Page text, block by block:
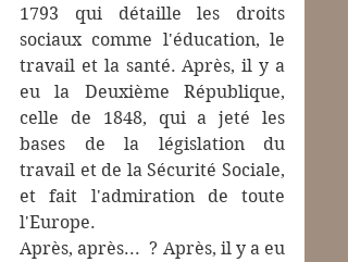
1793 qui détaille les droits
sociaux comme l'éducation, le
travail et la santé. Après, il y a
eu la Deuxième République,
celle de 1848, qui a jeté les
bases de la législation du
travail et de la Sécurité Sociale,
et fait l'admiration de toute
l'Europe.
Après, après...  ? Après, il y a eu